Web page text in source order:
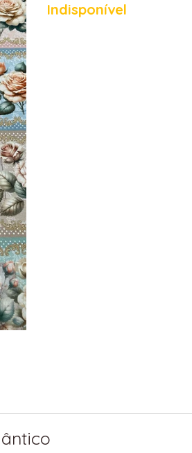
Indisponível